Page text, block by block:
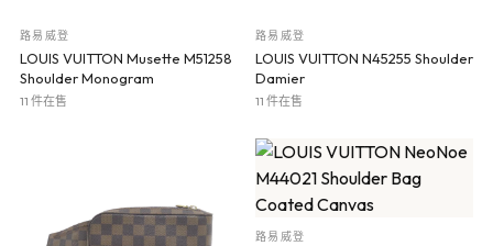
路易威登
LOUIS VUITTON Musette M51258
Shoulder Monogram
11 件在售
路易威登
LOUIS VUITTON N45255 Shoulder
Damier
11 件在售
路易威登